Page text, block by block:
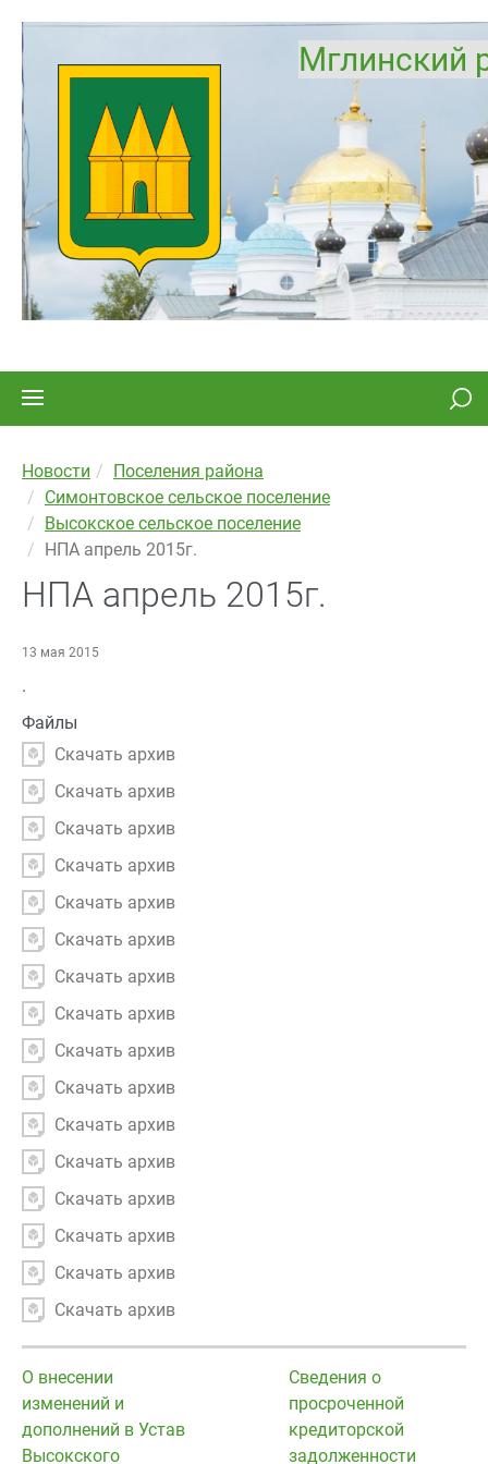
Мглинский
Новости
Поселения района
Симонтовское сельское поселение
Высокское сельское поселение
НПА апрель 2015г.
НПА апрель 2015г.
13 мая 2015
.
Файлы
Скачать архив
Скачать архив
Скачать архив
Скачать архив
Скачать архив
Скачать архив
Скачать архив
Скачать архив
Скачать архив
Скачать архив
Скачать архив
Скачать архив
Скачать архив
Скачать архив
Скачать архив
Скачать архив
О внесении
изменений и
дополнений в Устав
Высокского
Сведения о
просроченной
кредиторской
задолженности